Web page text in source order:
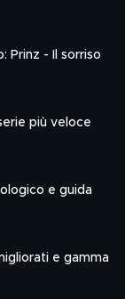
Prinz - Il sorriso
più veloce
e guida
e gamma